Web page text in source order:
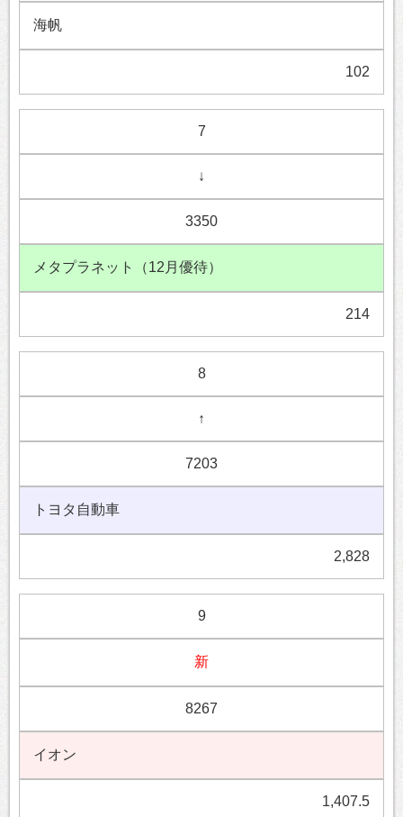
海帆
102
7
↓
3350
メタプラネット（12月優待）
214
8
↑
7203
トヨタ自動車
2,828
9
新
8267
イオン
1,407.5